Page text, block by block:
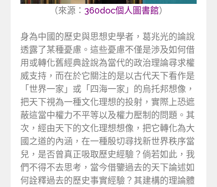
（來源： 360doc個人圖書館）
身為中國的歷史與思想史學者，葛兆光的論說
透露了某種憂慮。這些憂慮不僅是渉及如何借
用或轉化舊經典詮說為當代的政治理論尋求權
威支持，而在於它關注的是以古代天下看作是
「世界一家」或「四海一家」的烏托邦想像，
把天下視為一種文化理想的投射，實際上恐遮
蔽這當中權力不平等以及權力壓制的問題。其
次，經由天下的文化理想想像，把它轉化為大
國之道的內涵，在一種殷切尋找新世界秩序當
兒，是否曾真正吸取歷史經驗？倘若如此，我
們不得不去思考，當今借鑒過去的天下論述如
何詮釋過去的歷史事實經驗？其建構的理論體